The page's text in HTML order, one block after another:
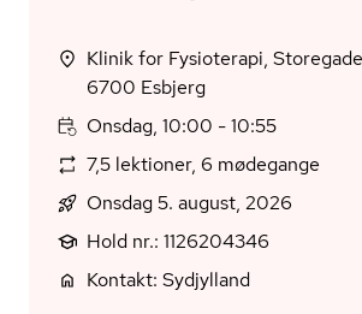
Klinik for Fysioterapi, Storegade
6700 Esbjerg
Onsdag, 10:00 - 10:55
7,5 lektioner, 6 mødegange
Onsdag 5. august, 2026
Hold nr.: 1126204346
Kontakt: Sydjylland